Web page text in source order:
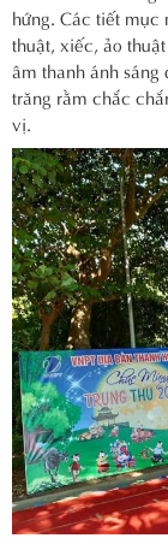
hứng. Các tiết mục
thuật, xiếc, ảo
âm thanh ánh
trăng rằm chắc
vị.